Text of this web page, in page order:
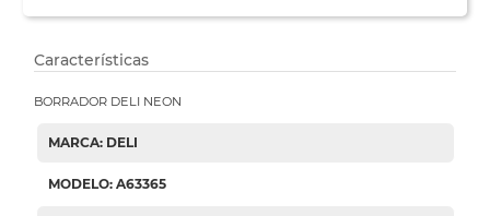
Características
BORRADOR DELI NEON
MARCA: DELI
MODELO: A63365